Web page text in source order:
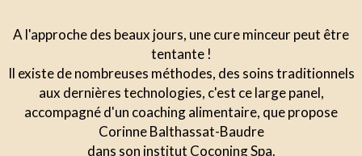
A l'approche des beaux jours, une cure minceur peut être
tentante !
Il existe de nombreuses méthodes, des soins traditionnels
aux dernières technologies, c'est ce large panel,
accompagné d'un coaching alimentaire, que propose
Corinne Balthassat-Baudre
dans son institut Coconing Spa.